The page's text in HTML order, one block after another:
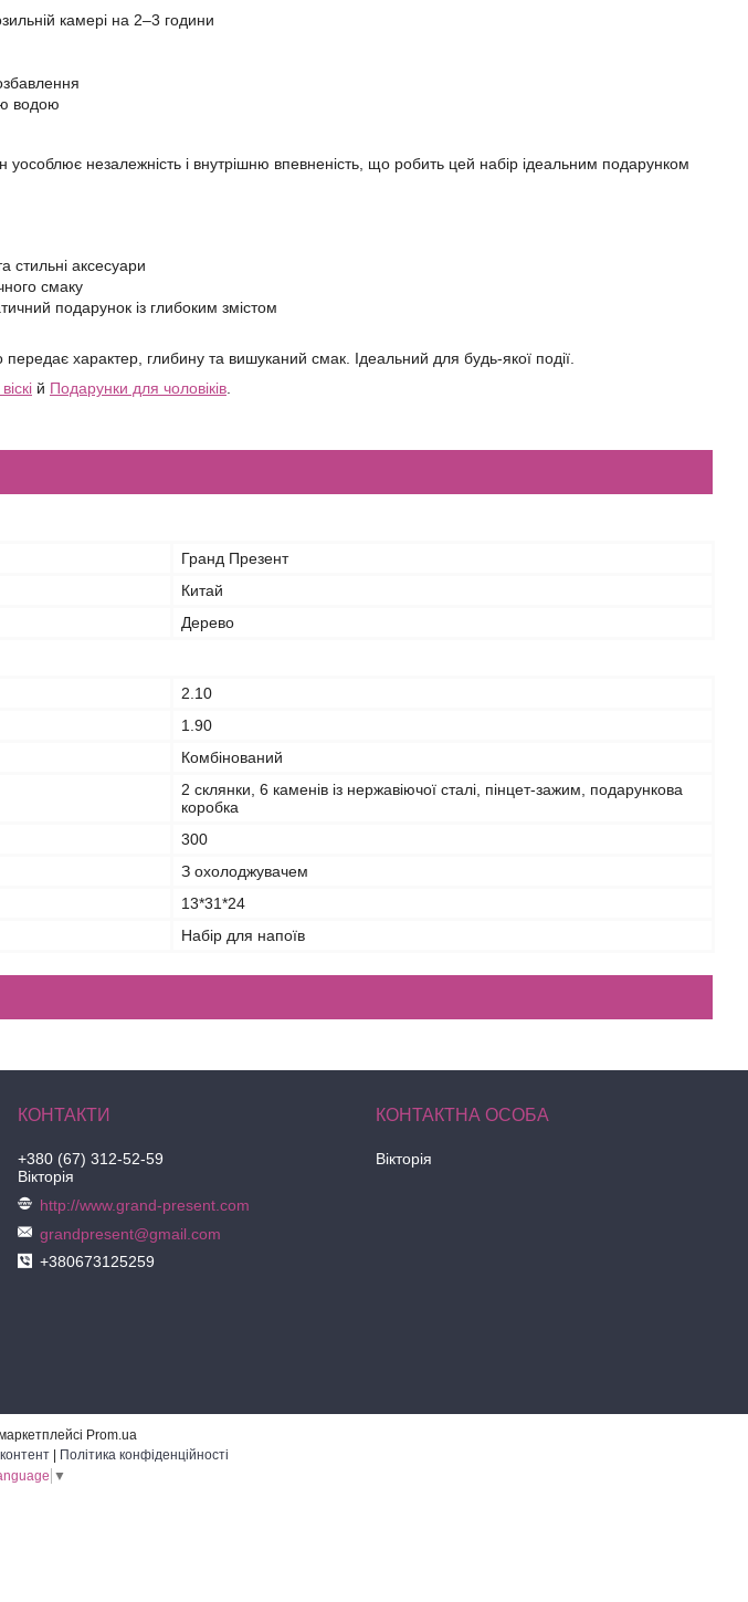
камері на 2–3 години
водою
уособлює незалежність і внутрішню впевненість, що робить цей набір ідеальним подарунком
стильні аксесуари
смаку
подарунок із глибоким змістом
характер, глибину та вишуканий смак. Ідеальний для будь-якої події.
й Подарунки для чоловіків
Гранд Презент
Китай
Дерево
2.10
1.90
Комбінований
2 склянки, 6 каменів із нержавіючої сталі, пінцет-зажим, подарункова
коробка
300
З охолоджувачем
13*31*24
Набір для напоїв
+380 (67) 312-52-59
Вікторія
http://www.grand-present.com
grandpresent@gmail.com
+380673125259
Вікторія
Prom.ua
Політика конфіденційності
▼